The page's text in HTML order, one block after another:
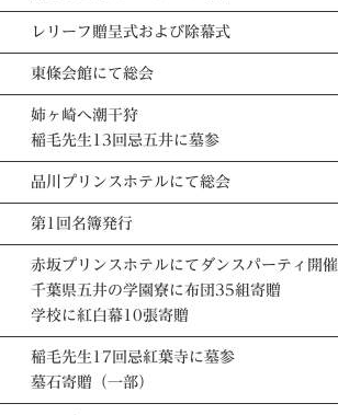
レリーフ贈呈式および除幕式
東條会館にて総会
姉ヶ崎へ潮干狩
稲毛先生13回忌五井に墓参
品川プリンスホテルにて総会
第1回名簿発行
赤坂プリンスホテルにてダンスパーティ開催
千葉県五井の学園寮に布団35組寄贈
学校に紅白幕10張寄贈
稲毛先生17回忌紅葉寺に墓参
墓石寄贈（一部）